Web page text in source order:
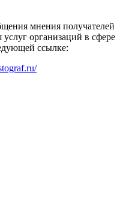
мнения получателей
услуг организаций в сфере
ссылке: